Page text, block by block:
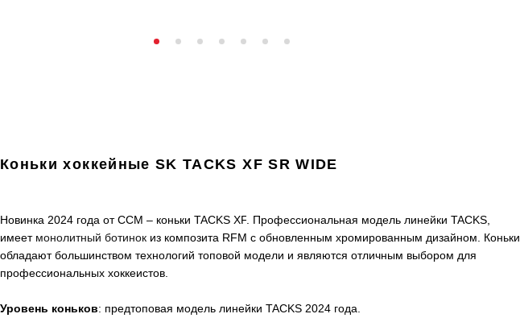
Коньки хоккейные SK TACKS XF SR WIDE
Новинка 2024 года от CCM – коньки TACKS XF . Профессиональная модель линейки TACKS
имеет монолитный ботинок из композита RFM с обновленным хромированным дизайном. Коньки
обладают большинством технологий топовой модели и являются отличным выбором для
профессиональных хоккеистов.
Уровень коньков: предтоповая модель линейки TACKS 2024 года.